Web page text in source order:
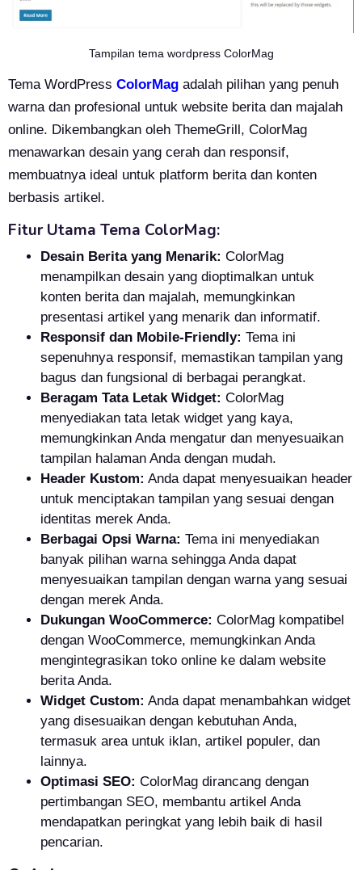
Tampilan tema wordpress ColorMag
Tema WordPress ColorMag adalah pilihan yang penuh
warna dan profesional untuk website berita dan majalah
online. Dikembangkan oleh ThemeGrill, ColorMag
menawarkan desain yang cerah dan responsif,
membuatnya ideal untuk platform berita dan konten
berbasis artikel.
Fitur Utama Tema ColorMag:
Desain Berita yang Menarik: ColorMag
menampilkan desain yang dioptimalkan untuk
konten berita dan majalah, memungkinkan
presentasi artikel yang menarik dan informatif.
Responsif dan Mobile-Friendly: Tema ini
sepenuhnya responsif, memastikan tampilan yang
bagus dan fungsional di berbagai perangkat.
Beragam Tata Letak Widget: ColorMag
menyediakan tata letak widget yang kaya,
memungkinkan Anda mengatur dan menyesuaikan
tampilan halaman Anda dengan mudah.
Header Kustom: Anda dapat menyesuaikan header
untuk menciptakan tampilan yang sesuai dengan
identitas merek Anda.
Berbagai Opsi Warna: Tema ini menyediakan
banyak pilihan warna sehingga Anda dapat
menyesuaikan tampilan dengan warna yang sesuai
dengan merek Anda.
Dukungan WooCommerce: ColorMag kompatibel
dengan WooCommerce, memungkinkan Anda
mengintegrasikan toko online ke dalam website
berita Anda.
Widget Custom: Anda dapat menambahkan widget
yang disesuaikan dengan kebutuhan Anda,
termasuk area untuk iklan, artikel populer, dan
lainnya.
Optimasi SEO: ColorMag dirancang dengan
pertimbangan SEO, membantu artikel Anda
mendapatkan peringkat yang lebih baik di hasil
pencarian.